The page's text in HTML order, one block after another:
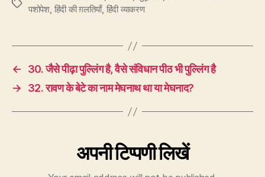
Tags
पशोपेश, हिंदी की ग़लतियाँ, हिंदी व्याकरण
←
30. जैसे पीढ़ा पुल्लिंग है, वैसे संविधान पीठ भी पुल्लिंग है
→
32. रावण के बेटे का नाम मेघनाथ था या मेघनाद?
अपनी टिप्पणी लिखें